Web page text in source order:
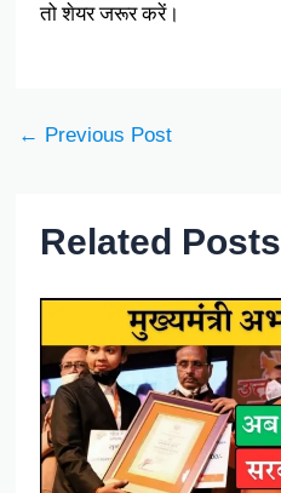
तो शेयर जरूर करें।
← Previous Post
Related Posts